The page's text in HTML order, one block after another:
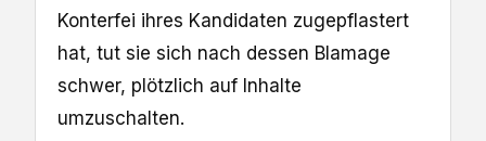
Konterfei ihres Kandidaten zugepflastert
hat, tut sie sich nach dessen Blamage
schwer, plötzlich auf Inhalte
umzuschalten.